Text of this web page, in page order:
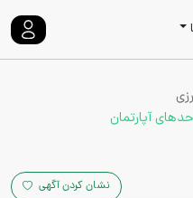
آپارتمان
نشان کردن آگهی